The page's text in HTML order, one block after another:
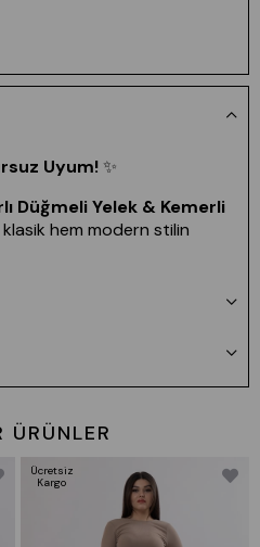
Uyum!✨
Düğmeli Yelek & Kemerli
klasik hem modern stilin
ÜRÜNLER
Ücretsiz
Kargo